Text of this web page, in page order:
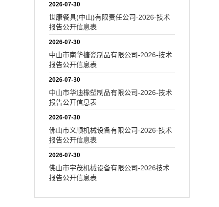
2026-07-30
世康餐具(中山)有限责任公司-2026-技术
报告公开信息表
2026-07-30
中山市南华搪瓷制品有限公司-2026-技术
报告公开信息表
2026-07-30
中山市华迪橡塑制品有限公司-2026-技术
报告公开信息表
2026-07-30
佛山市义顺机械设备有限公司-2026-技术
报告公开信息表
2026-07-30
佛山市宇茂机械设备有限公司-2026技术
报告公开信息表